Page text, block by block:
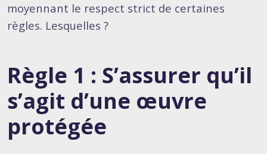
moyennant le respect strict de certaines
règles. Lesquelles ?
Règle 1 : S’assurer qu’il
s’agit d’une œuvre
protégée